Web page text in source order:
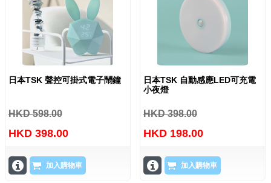
日本TSK 聲控可掛式電子鬧鐘
HKD 598.00
HKD 398.00
加入購物車
日本TSK 自動感應LED可充電
小夜燈
HKD 398.00
HKD 198.00
加入購物車